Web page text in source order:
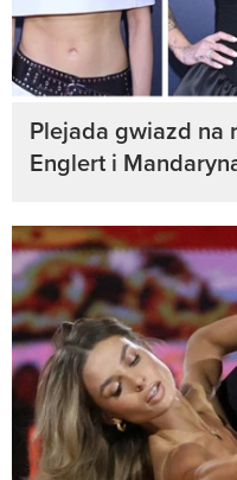
Plejada gwiazd na
Englert i